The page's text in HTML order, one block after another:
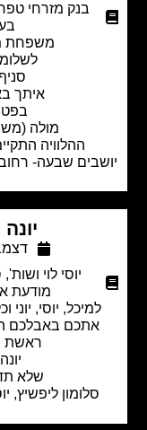
בנק מזרחי טפחות,
בעיתון
משפחת מזרחי
לשלומית
סניף רחובות
איתך באבלך
בפטירת
מולה (משה)
ההלוויה התקיימה ב-11/12/2025.
שבעה- רחוב אברהם הלל
יונה ריס
דצמבר 12, 2025
יוסי לוי ושות',סלומון
מודעת אבל
יוסי, יוני וכל
אתכם באבלכם הכבד
ראשת
יונה ריס ז"ל
שלא תדעו עוד
סלומון ליפשיץ, יוסי לוי